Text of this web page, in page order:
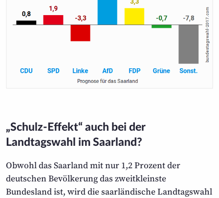
„Schulz-Effekt“ auch bei der
Landtagswahl im Saarland?
Obwohl das Saarland mit nur 1,2 Prozent der
deutschen Bevölkerung das zweitkleinste
Bundesland ist, wird die saarländische Landtagswahl